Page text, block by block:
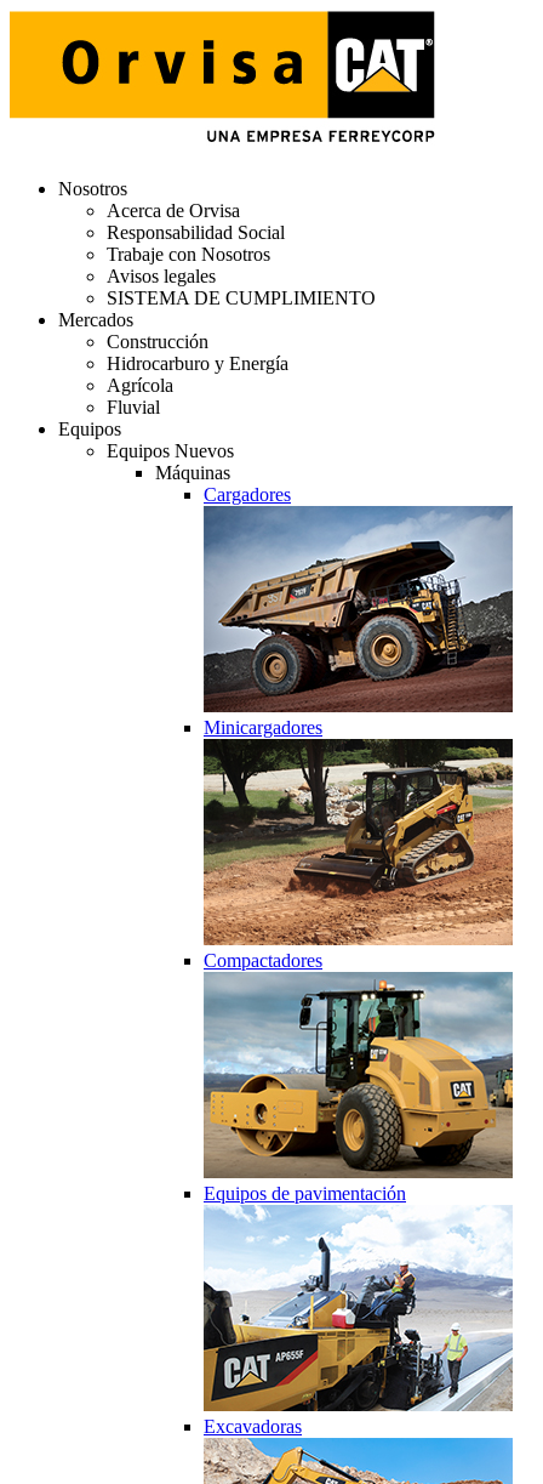
Nosotros
Acerca de Orvisa
Responsabilidad Social
Trabaje con Nosotros
Avisos legales
SISTEMA DE CUMPLIMIENTO
Mercados
Construcción
Hidrocarburo y Energía
Agrícola
Fluvial
Equipos
Equipos Nuevos
Máquinas
Cargadores
Minicargadores
Compactadores
Equipos de pavimentación
Excavadoras